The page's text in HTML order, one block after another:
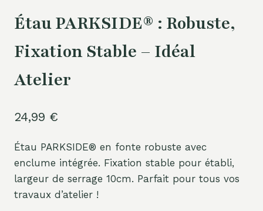
Étau PARKSIDE® : Robuste,
Fixation Stable – Idéal
Atelier
24,99 €
Étau PARKSIDE® en fonte robuste avec
enclume intégrée. Fixation stable pour établi,
largeur de serrage 10cm. Parfait pour tous vos
travaux d’atelier !